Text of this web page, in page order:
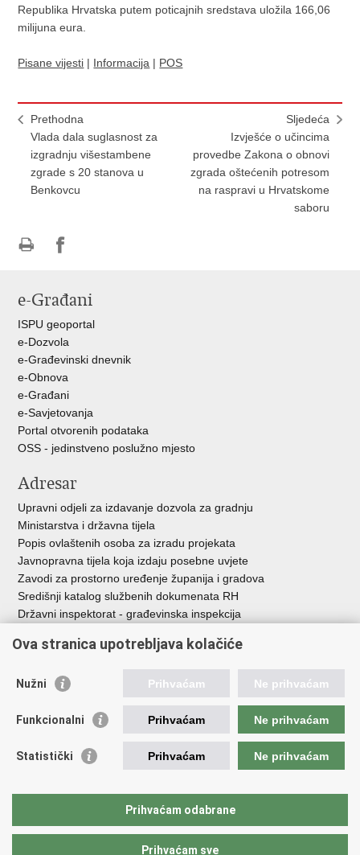
Republika Hrvatska putem poticajnih sredstava uložila 166,06
milijuna eura.
Pisane vijesti | Informacija | POS
Prethodna
Vlada dala suglasnost za
izgradnju višestambene
zgrade s 20 stanova u
Benkovcu
Sljedeća
Izvješće o učincima
provedbe Zakona o obnovi
zgrada oštećenih potresom
na raspravi u Hrvatskome
saboru
FacebookuTwitteru
e-Građani
ISPU geoportal
e-Dozvola
e-Građevinski dnevnik
e-Obnova
e-Građani
e-Savjetovanja
Portal otvorenih podataka
OSS - jedinstveno poslužno mjesto
Adresar
Upravni odjeli za izdavanje dozvola za gradnju
Ministarstva i državna tijela
Popis ovlaštenih osoba za izradu projekata
Javnopravna tijela koja izdaju posebne uvjete
Zavodi za prostorno uređenje županija i gradova
Središnji katalog službenih dokumenata RH
Državni inspektorat - građevinska inspekcija
Vlada Republike Hrvatske
Agencija za pravni promet i posredovanje nekretninama
Fond za zaštitu okoliša i energetsku učinkovitost
Državne nekretnine d.o.o.
Ova stranica upotrebljava kolačiće
Nužni Prihvaćam Ne prihvaćam
Funkcionalni Prihvaćam Ne prihvaćam
Statistički Prihvaćam Ne prihvaćam
Prihvaćam odabrane
Prihvaćam sve